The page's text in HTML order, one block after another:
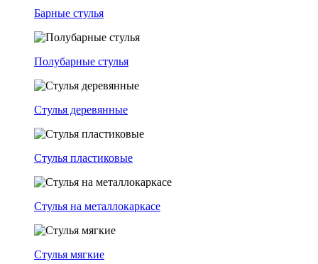
Барные стулья
Полубарные стулья
Стулья деревянные
Стулья пластиковые
Стулья на металлокаркасе
Стулья мягкие